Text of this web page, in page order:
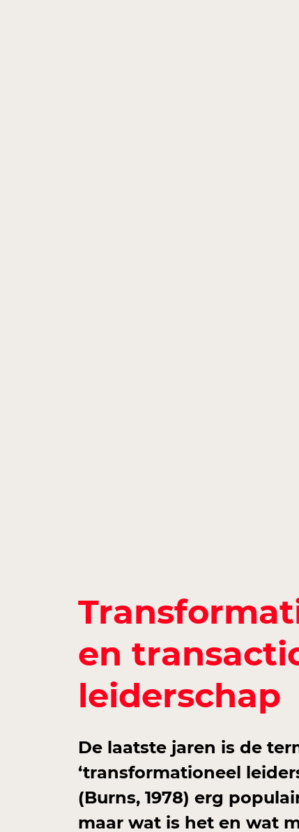
en
leiderschap
De laatste jaren is de
‘transformationeel
(Burns, 1978) erg
maar wat is het en wat